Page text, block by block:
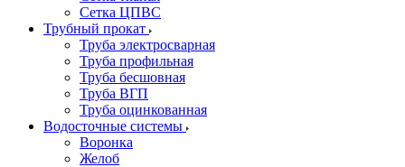
Сетка ЦПВС
Трубный прокат
Труба электросварная
Труба профильная
Труба бесшовная
Труба ВГП
Труба оцинкованная
Водосточные системы
Воронка
Желоб